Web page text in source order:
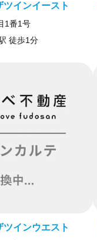
インイースト
1番1号
徒歩1分
インウエスト